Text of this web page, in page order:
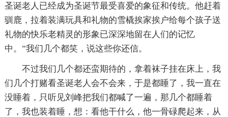
圣诞老人已经成为圣诞节最受喜爱的象征和传统。他赶着
驯鹿，拉着装满玩具和礼物的雪橇挨家挨户给每个孩子送
礼物的快乐老精灵的形象已深深地留在人们的记忆
中。”我们几个都笑，说这些你还信。
不过我们几个都还蛮期待的，拿着袜子挂在床上，我
们几个打赌看圣诞老人会不会来，于是都睡了，我一直在
没睡着，只听见刘峰把我们都喊了一遍，那几个都睡着
了，我也装着睡，想：看他干什么，他一骨碌爬起来，从